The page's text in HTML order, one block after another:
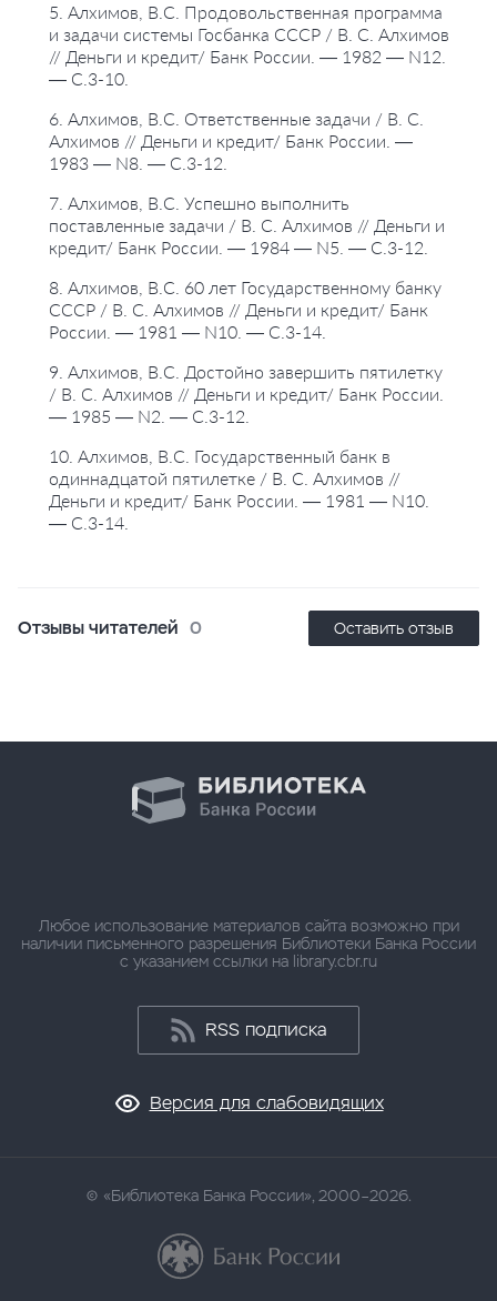
5. Алхимов, В.С. Продовольственная программа
и задачи системы Госбанка СССР / В. С. Алхимов
// Деньги и кредит/ Банк России. — 1982 — N12.
— С.3-10.
6. Алхимов, В.С. Ответственные задачи / В. С.
Алхимов // Деньги и кредит/ Банк России. —
1983 — N8. — С.3-12.
7. Алхимов, В.С. Успешно выполнить
поставленные задачи / В. С. Алхимов // Деньги и
кредит/ Банк России. — 1984 — N5. — С.3-12.
8. Алхимов, В.С. 60 лет Государственному банку
СССР / В. С. Алхимов // Деньги и кредит/ Банк
России. — 1981 — N10. — С.3-14.
9. Алхимов, В.С. Достойно завершить пятилетку
/ В. С. Алхимов // Деньги и кредит/ Банк России.
— 1985 — N2. — С.3-12.
10. Алхимов, В.С. Государственный банк в
одиннадцатой пятилетке / В. С. Алхимов //
Деньги и кредит/ Банк России. — 1981 — N10.
— С.3-14.
Отзывы читателей 0 Оставить отзыв
Любое использование материалов сайта возможно при
наличии письменного разрешения Библиотеки Банка России
с указанием ссылки на library.cbr.ru
RSS подписка
Версия для слабовидящих
«Библиотека Банка России», 2000–2026.